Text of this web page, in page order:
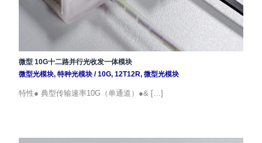
微型 10G十二路并行光收发一体模块
微型光模块, 特种光模块/10G, 12T12R, 微型光模块
特性● 典型传输速率10G（单通道）●& […]